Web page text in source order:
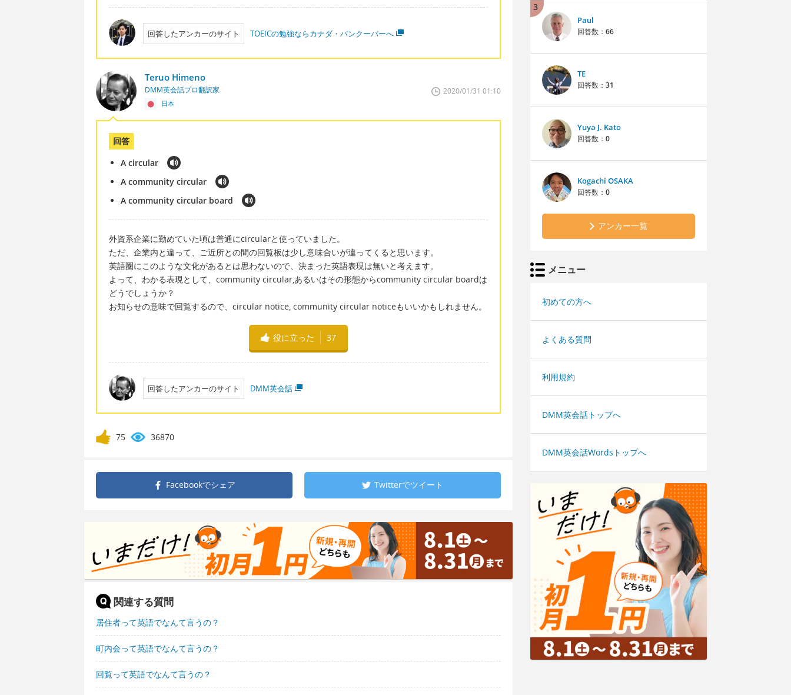
回答したアンカーのサイト TOEICの勉強ならカナダ・バンクーバーへ
Teruo Himeno
DMM英会話プロ翻訳家
日本
2020/01/31 01:10
回答
A circular
A community circular
A community circular board
外資系企業に勤めていた頃は普通にcircularと使っていました。
ただ、企業内と違って、ご近所との間の回覧板は少し意味合いが違ってくると思います。
英語圏にこのような文化があるとは思わないので、決まった英語表現は無いと考えます。
よって、わかる表現として、community circular,あるいはその形態からcommunity circular boardは
どうでしょうか？
お知らせの意味で回覧するので、circular notice, community circular noticeもいいかもしれません。
役に立った 37
回答したアンカーのサイト DMM英会話
75 36870
Facebookでシェア Twitterでツイート
関連する質問
居住者って英語でなんて言うの？
町内会って英語でなんて言うの？
回覧って英語でなんて言うの？
3
Paul
回答数： 66
TE
回答数： 31
Yuya J. Kato
回答数： 0
Kogachi OSAKA
回答数： 0
アンカー一覧
メニュー
初めての方へ
よくある質問
利用規約
DMM英会話トップへ
DMM英会話Wordsトップへ